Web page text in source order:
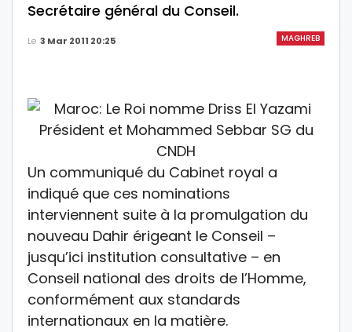
Secrétaire général du Conseil.
MAGHREB
Le 3 Mar 2011 20:25
Un communiqué du Cabinet royal a
indiqué que ces nominations
interviennent suite à la promulgation du
nouveau Dahir érigeant le Conseil –
jusqu’ici institution consultative – en
Conseil national des droits de l’Homme,
conformément aux standards
internationaux en la matière.